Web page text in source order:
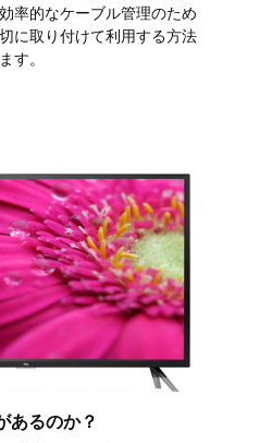
率的なケーブル管理のため
に取り付けて利用する方法
す。
あるのか？